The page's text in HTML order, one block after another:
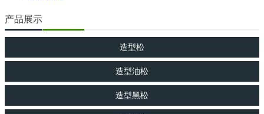
产品展示
造型松
造型油松
造型黑松